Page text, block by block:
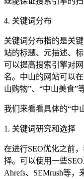
4. 关键词分布
关键词分布指的是关
站的标题、元描述、
可以提高搜索引擎对
名。中山的网站可以
山购物”、“中山美食”
我们来看看具体的“中
1. 关键词研究和选择
在进行SEO优化之前
择。可以使用一些SEO
Ahrefs、SEMrush等